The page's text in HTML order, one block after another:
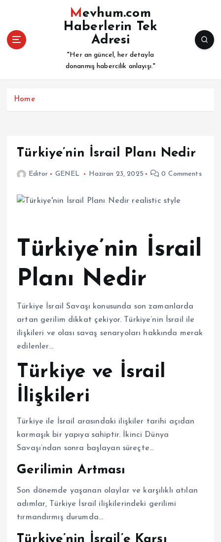
Mevhum.com
Haberlerin Tek
Adresi
"Her an güncel, her detayla
donanmış habercilik anlayışı."
Home
Türkiye’nin İsrail Planı Nedir
Editor GENEL Haziran 23, 2025 0 Comments
Türkiye’nin İsrail
Planı Nedir
Türkiye İsrail Savaşı konusunda son zamanlarda
artan gerilim dikkat çekiyor. Türkiye’nin İsrail ile
ilişkileri ve olası savaş senaryoları hakkında merak
edilenler…
Türkiye ve İsrail
İlişkileri
Türkiye ile İsrail arasındaki ilişkiler tarihi açıdan
karmaşık bir yapıya sahiptir. İkinci Dünya
Savaşı’ndan sonra başlayan süreçte…
Gerilimin Artması
Son dönemde yaşanan olaylar ve karşılıklı atılan
adımlar, Türkiye İsrail ilişkilerindeki gerilimi
tırmandırmış durumda…
Türkiye’nin İsrail’e Karşı